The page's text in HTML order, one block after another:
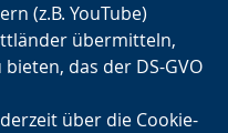
(z.B. YouTube)
übermitteln,
das der DS-GVO
über die Cookie-